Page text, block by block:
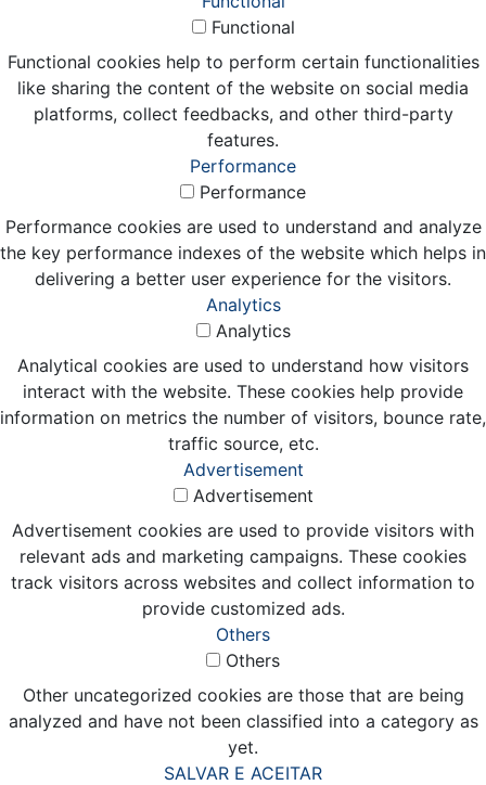
Functional
Functional cookies help to perform certain functionalities
like sharing the content of the website on social media
platforms, collect feedbacks, and other third-party
features.
Performance
Performance
Performance cookies are used to understand and analyze
the key performance indexes of the website which helps in
delivering a better user experience for the visitors.
Analytics
Analytics
Analytical cookies are used to understand how visitors
interact with the website. These cookies help provide
information on metrics the number of visitors, bounce rate,
traffic source, etc.
Advertisement
Advertisement
Advertisement cookies are used to provide visitors with
relevant ads and marketing campaigns. These cookies
track visitors across websites and collect information to
provide customized ads.
Others
Others
Other uncategorized cookies are those that are being
analyzed and have not been classified into a category as
yet.
SALVAR E ACEITAR